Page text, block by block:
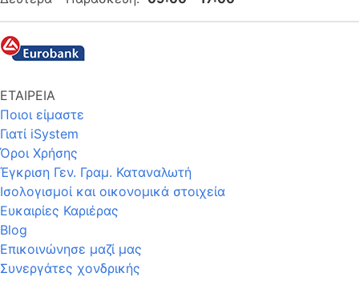
ΕΤΑΙΡΕΙΑ
Ποιοι είμαστε
Γιατί iSystem
Όροι Χρήσης
Έγκριση Γεν. Γραμ. Καταναλωτή
Ισολογισμοί και οικονομικά στοιχεία
Ευκαιρίες Καριέρας
Blog
Επικοινώνησε μαζί μας
Συνεργάτες χονδρικής